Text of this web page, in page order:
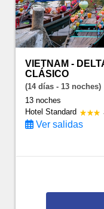
VIETNAM -
CLÁSICO
(14 días - 13 noches)
13 noches
Hotel Standard
Ver salidas